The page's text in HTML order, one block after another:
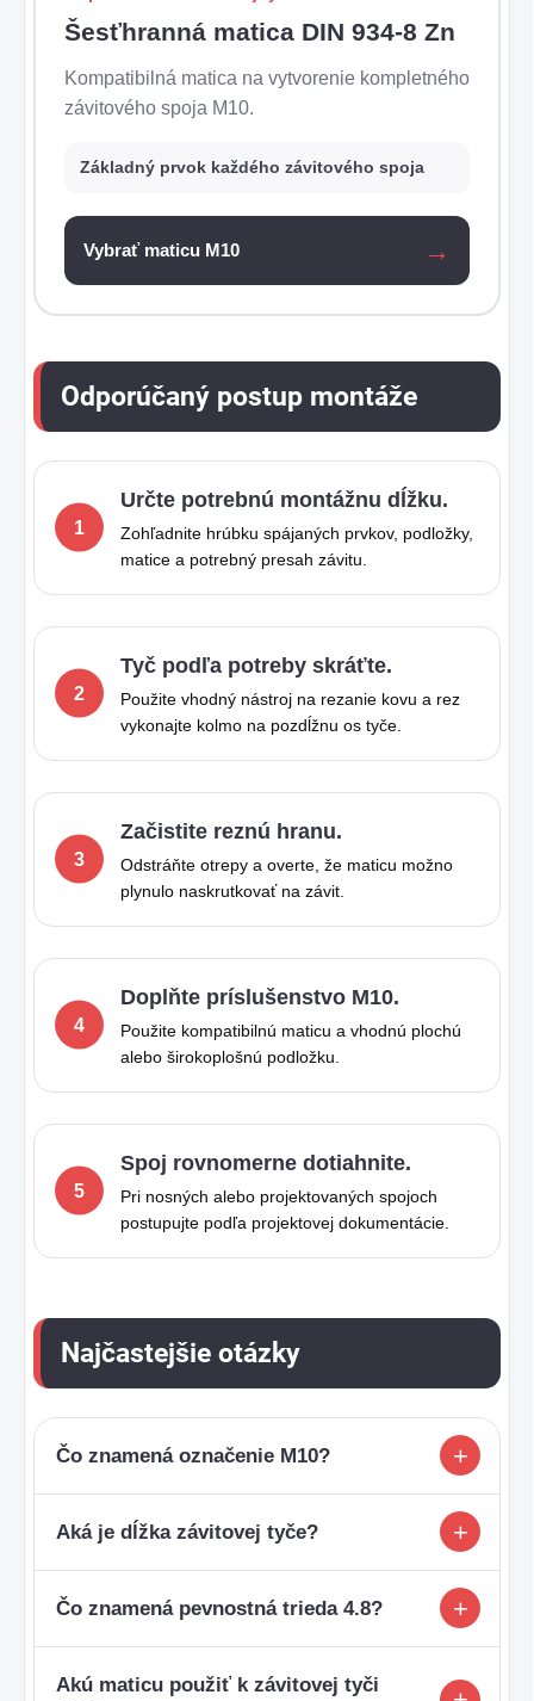
Šesťhranná matica DIN 934-8 Zn
Kompatibilná matica na vytvorenie kompletného
závitového spoja M10.
Základný prvok každého závitového spoja
Vybrať maticu M10
Odporúčaný postup montáže
Určte potrebnú montážnu dĺžku.
Zohľadnite hrúbku spájaných prvkov, podložky,
matice a potrebný presah závitu.
Tyč podľa potreby skráťte.
Použite vhodný nástroj na rezanie kovu a rez
vykonajte kolmo na pozdĺžnu os tyče.
Začistite reznú hranu.
Odstráňte otrepy a overte, že maticu možno
plynulo naskrutkovať na závit.
Doplňte príslušenstvo M10.
Použite kompatibilnú maticu a vhodnú plochú
alebo širokoplošnú podložku.
Spoj rovnomerne dotiahnite.
Pri nosných alebo projektovaných spojoch
postupujte podľa projektovej dokumentácie.
Najčastejšie otázky
Čo znamená označenie M10?
Aká je dĺžka závitovej tyče?
Čo znamená pevnostná trieda 4.8?
Akú maticu použiť k závitovej tyči